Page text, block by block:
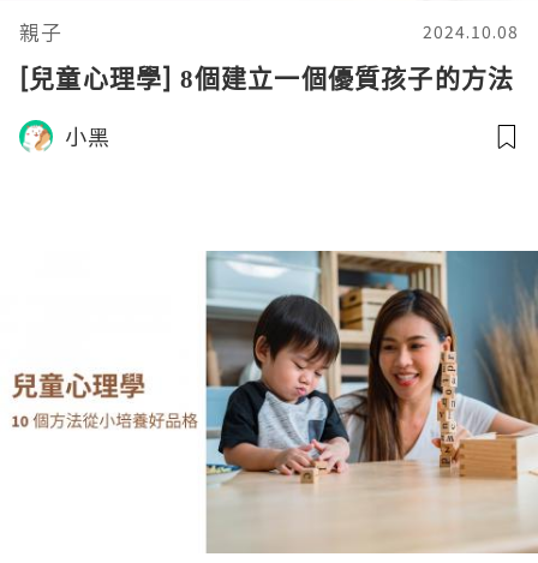
親子 2024.10.08
[兒童心理學] 8個建立一個優質孩子的方法
小黑